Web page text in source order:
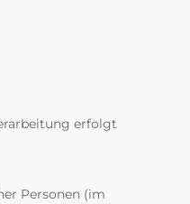
erfolgt
Personen (im